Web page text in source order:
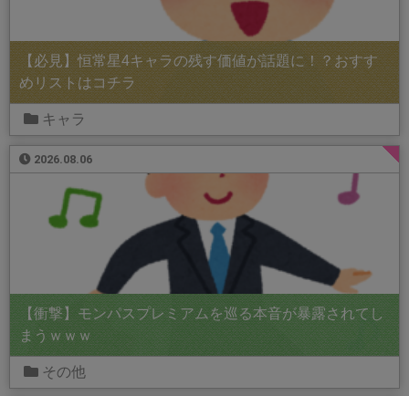
【必見】恒常星4キャラの残す価値が話題に！？おすす
めリストはコチラ
キャラ
2026.08.06
【衝撃】モンパスプレミアムを巡る本音が暴露されてし
まうｗｗｗ
その他